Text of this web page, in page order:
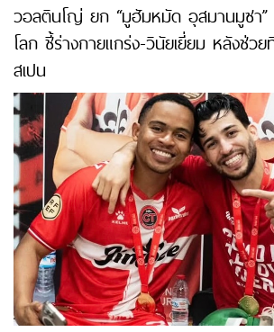
วอลตินโญ่ ยก “มูฮัมหมัด อุสมานมูซา”
โลก ชี้ร่างกายแกร่ง-วินัยเยี่ยม หลังช่ว
สเปน